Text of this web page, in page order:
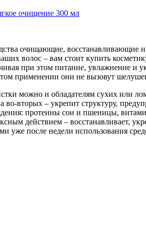
очищение 300 мл
очищающие,
волос – вам стоит купить
при этом питание, увлажнение
применении они не вызовут
можно и обладателям сухих или
во-вторых – укрепит структуру,
протеины сои и пшеницы,
действием – восстанавливает,
после недели использования